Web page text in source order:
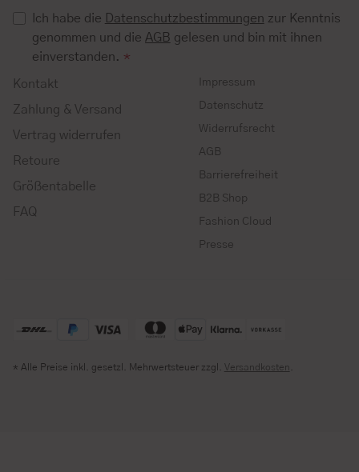
Ich habe die Datenschutzbestimmungen zur Kenntnis
genommen und die AGB gelesen und bin mit ihnen
einverstanden. *
Kontakt
Zahlung & Versand
Vertrag widerrufen
Retoure
Größentabelle
FAQ
Impressum
Datenschutz
Widerrufsrecht
AGB
Barrierefreiheit
B2B Shop
Fashion Cloud
Presse
* Alle Preise inkl. gesetzl. Mehrwertsteuer zzgl. Versandkosten